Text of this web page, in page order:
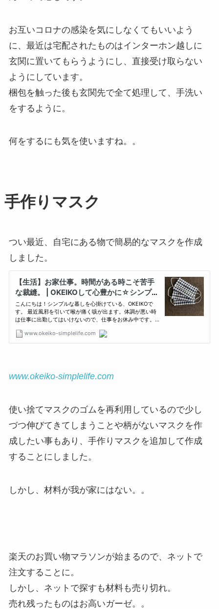
お互いコロナの感染を気にしなくてもいいよう
に、最近は宅配されたものはインターホン越しに
玄関に置いてもらうようにし、直接受け取らない
ようにしています。
梱包を触った後も玄関先で全て処理して、手洗い
をするように。
何をするにも気を使いますね。。
手作りマスク
つい最近、自宅にある物で簡易的なマスクを作成
しました。
www.okeiko-simplelife.com
使い捨てマスクのゴムを再利用しているので少し
づつ伸びてきてしまうことや柄がないマスクを作
成したい事もあり、手作りマスクを追加して作成
することにしました。
しかし、材料が我が家にはない。。
楽天のお買い物マラソンが始まるので、ネットで
注文することに。
しかし、ネットで探すも材料も売り切れ。
売れ残ったものはお高いガーゼ。。